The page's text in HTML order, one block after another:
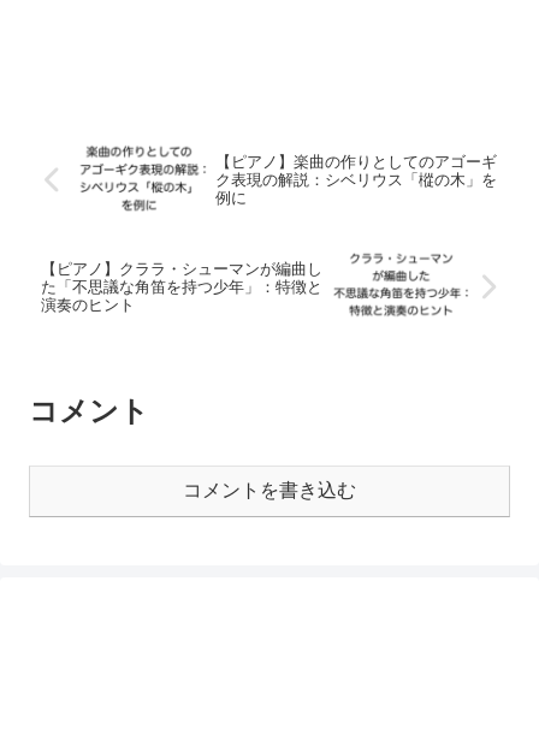
【ピアノ】楽曲の作りとしてのアゴーギ
ク表現の解説：シベリウス「樅の木」を
例に
【ピアノ】クララ・シューマンが編曲し
た「不思議な角笛を持つ少年」：特徴と
演奏のヒント
コメント
コメントを書き込む